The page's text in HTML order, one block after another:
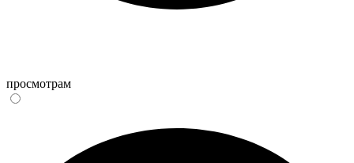
просмотрам